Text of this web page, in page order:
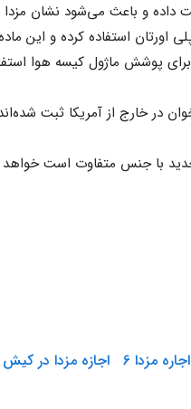
اجاره مزدا 6
اجازه مزدا در کیش